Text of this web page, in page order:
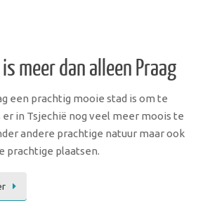
meer dan alleen Praag
een prachtig mooie stad is om te
er in Tsjechië nog veel meer moois te
andere prachtige natuur maar ook
prachtige plaatsen.